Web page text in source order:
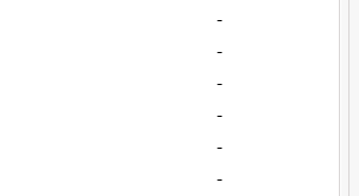
-
-
-
-
-
-